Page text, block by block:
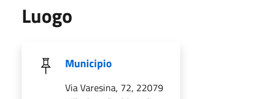
Luogo
Municipio
Via Varesina, 72, 22079